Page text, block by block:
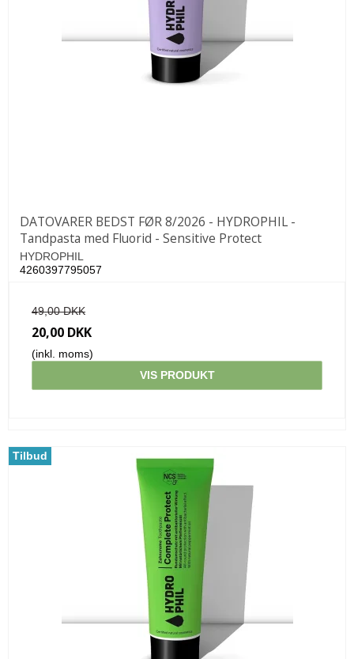
DATOVARER BEDST FØR 8/2026 - HYDROPHIL -
Tandpasta med Fluorid - Sensitive Protect
HYDROPHIL
4260397795057
49,00 DKK
20,00 DKK
(inkl. moms)
VIS PRODUKT
Tilbud